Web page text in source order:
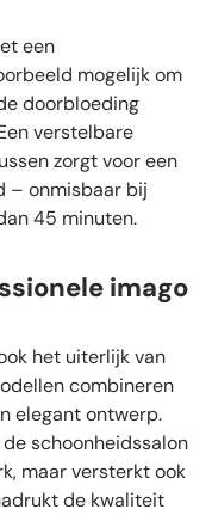
een
mogelijk om
doorbloeding
verstelbare
zorgt voor een
– onmisbaar bij
45 minuten.
imago
het uiterlijk van
combineren
elegant ontwerp.
de schoonheidssalon
maar versterkt ook
de kwaliteit